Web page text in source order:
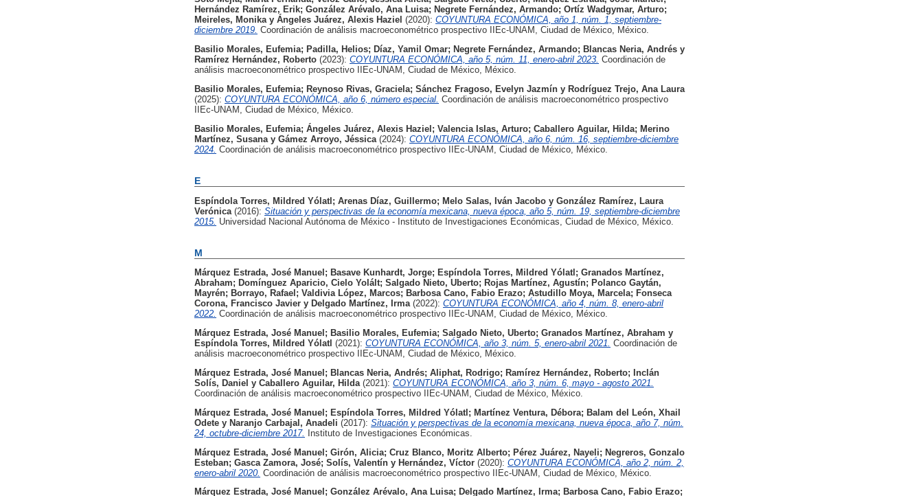
Hernández Ramírez, Erik; González Arévalo, Ana Luisa; Negrete Fernández, Armando; Ortíz Wadgymar, Arturo;
Meireles, Monikay Ángeles Juárez, Alexis Haziel (2020): COYUNTURA ECONÓMICA, año 1, núm. 1, septiembre-
diciembre 2019. Coordinación de análisis macroeconométrico prospectivo IIEc-UNAM, Ciudad de México, México.
Basilio Morales, Eufemia; Padilla, Helios; Díaz, Yamil Omar; Negrete Fernández, Armando; Blancas Neria, Andrés y
Ramírez Hernández, Roberto (2023): COYUNTURA ECONÓMICA, año 5, núm. 11, enero-abril 2023. Coordinación de
análisis macroeconométrico prospectivo IIEc-UNAM, Ciudad de México, México.
Basilio Morales, Eufemia; Reynoso Rivas, Graciela; Sánchez Fragoso, Evelyn Jazmín y Rodríguez Trejo, Ana Laura
(2025): COYUNTURA ECONÓMICA, año 6, número especial. Coordinación de análisis macroeconométrico prospectivo
IIEc-UNAM, Ciudad de México, México.
Basilio Morales, Eufemia; Ángeles Juárez, Alexis Haziel ; Valencia Islas, Arturo; Caballero Aguilar, Hilda; Merino
Martínez, Susana y Gámez Arroyo, Jéssica (2024): COYUNTURA ECONÓMICA, año 6, núm. 16, septiembre-diciembre
2024. Coordinación de análisis macroeconométrico prospectivo IIEc-UNAM, Ciudad de México, México.
E
Espíndola Torres, Mildred Yólatl; Arenas Díaz, Guillermo; Melo Salas, Iván Jacobo y González Ramírez, Laura
Verónica (2016): Situación y perspectivas de la economía mexicana, nueva época, año 5, núm. 19, septiembre-diciembre
2015. Universidad Nacional Autónoma de México - Instituto de Investigaciones Económicas, Ciudad de México, México.
M
Márquez Estrada, José Manuel ; Basave Kunhardt, Jorge; Espíndola Torres, Mildred Yólatl ; Granados Martínez,
Abraham; Domínguez Aparicio, Cielo Yolált; Salgado Nieto, Uberto; Rojas Martínez, Agustín; Polanco Gaytán,
Mayrén; Borrayo, Rafael ; Valdivia López, Marcos; Barbosa Cano, Fabio Erazo; Astudillo Moya, Marcela; Fonseca
Corona, Francisco Javier y Delgado Martínez, Irma (2022): COYUNTURA ECONÓMICA, año 4, núm. 8, enero-abril
2022. Coordinación de análisis macroeconométrico prospectivo IIEc-UNAM, Ciudad de México, México.
Márquez Estrada, José Manuel ; Basilio Morales, Eufemia; Salgado Nieto, Uberto; Granados Martínez, Abraham y
Espíndola Torres, Mildred Yólatl (2021): COYUNTURA ECONÓMICA, año 3, núm. 5, enero-abril 2021. Coordinación de
análisis macroeconométrico prospectivo IIEc-UNAM, Ciudad de México, México.
Márquez Estrada, José Manuel ; Blancas Neria, Andrés; Aliphat, Rodrigo; Ramírez Hernández, Roberto; Inclán
Solís, Daniel y Caballero Aguilar, Hilda (2021): COYUNTURA ECONÓMICA, año 3, núm. 6, mayo - agosto 2021.
Coordinación de análisis macroeconométrico prospectivo IIEc-UNAM, Ciudad de México, México.
Márquez Estrada, José Manuel ; Espíndola Torres, Mildred Yólatl ; Martínez Ventura, Débora; Balam del León, Xhail
Odete y Naranjo Carbajal, Anadeli (2017): Situación y perspectivas de la economía mexicana, nueva época, año 7, núm.
24, octubre-diciembre 2017.
Instituto de Investigaciones Económicas.
Márquez Estrada, José Manuel; Girón, Alicia; Cruz Blanco, Moritz Alberto; Pérez Juárez, Nayeli; Negreros, Gonzalo
Esteban; Gasca Zamora, José; Solís, Valentín y Hernández, Víctor (2020): COYUNTURA ECONÓMICA, año 2, núm. 2,
enero-abril 2020. Coordinación de análisis macroeconométrico prospectivo IIEc-UNAM, Ciudad de México, México.
Márquez Estrada, José Manuel ; González Arévalo, Ana Luisa; Delgado Martínez, Irma; Barbosa Cano, Fabio Erazo;